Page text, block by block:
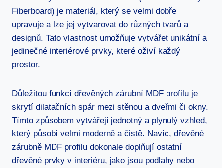
Fiberboard) je materiál, který se velmi dobře
upravuje a lze jej vytvarovat do různých tvarů a
designů. Tato vlastnost umožňuje vytvářet unikátní a
jedinečné interiérové prvky, které oživí každý
prostor.
Důležitou funkcí dřevěných zárubní MDF profilu je
skrytí dilatačních spár mezi stěnou a dveřmi či okny.
Tímto způsobem vytvářejí jednotný a plynulý vzhled,
který působí velmi moderně a čistě. Navíc, dřevěné
zárubně MDF profilu dokonale doplňují ostatní
dřevěné prvky v interiéru, jako jsou podlahy nebo